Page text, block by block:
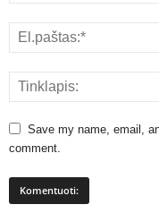
Save my name, email,
comment.